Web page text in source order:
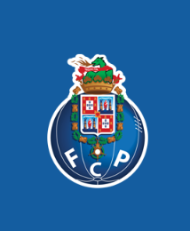
ASSOCIAÇÕES
CLUBES
AGENTES
AGENDA
SELEÇÕES